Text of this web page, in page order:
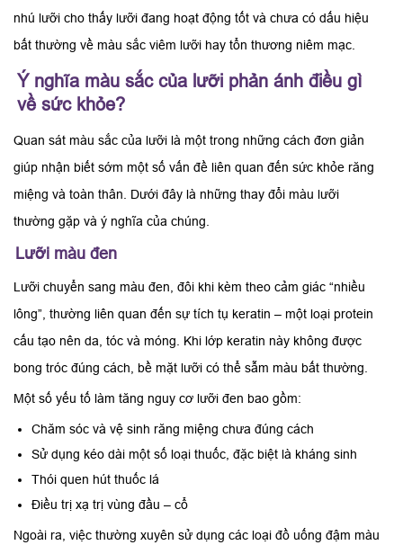
nhú lưỡi cho thấy lưỡi đang hoạt động tốt và chưa có dấu hiệu
bất thường về màu sắc viêm lưỡi hay tổn thương niêm mạc.
Ý nghĩa màu sắc của lưỡi phản ánh điều gì
về sức khỏe?
Quan sát màu sắc của lưỡi là một trong những cách đơn giản
giúp nhận biết sớm một số vấn đề liên quan đến sức khỏe răng
miệng và toàn thân. Dưới đây là những thay đổi màu lưỡi
thường gặp và ý nghĩa của chúng.
Lưỡi màu đen
Lưỡi chuyển sang màu đen, đôi khi kèm theo cảm giác “nhiều
lông”, thường liên quan đến sự tích tụ keratin – một loại protein
cấu tạo nên da, tóc và móng. Khi lớp keratin này không được
bong tróc đúng cách, bề mặt lưỡi có thể sẫm màu bất thường.
Một số yếu tố làm tăng nguy cơ lưỡi đen bao gồm:
Chăm sóc và vệ sinh răng miệng chưa đúng cách
Sử dụng kéo dài một số loại thuốc, đặc biệt là kháng sinh
Thói quen hút thuốc lá
Điều trị xạ trị vùng đầu – cổ
Ngoài ra, việc thường xuyên sử dụng các loại đồ uống đậm màu